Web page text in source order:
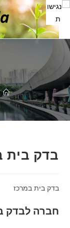
Skip
content
בדק בית
בדק בית במרכז
חברה לבדק